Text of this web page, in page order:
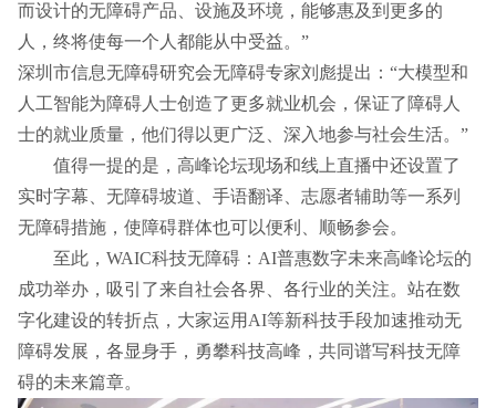
而设计的无障碍产品、设施及环境，能够惠及到更多的
人，终将使每一个人都能从中受益。”
深圳市信息无障碍研究会无障碍专家刘彪提出：“大模型和
人工智能为障碍人士创造了更多就业机会，保证了障碍人
士的就业质量，他们得以更广泛、深入地参与社会生活。”
值得一提的是，高峰论坛现场和线上直播中还设置了
实时字幕、无障碍坡道、手语翻译、志愿者辅助等一系列
无障碍措施，使障碍群体也可以便利、顺畅参会。
至此，WAIC科技无障碍：AI普惠数字未来高峰论坛的
成功举办，吸引了来自社会各界、各行业的关注。站在数
字化建设的转折点，大家运用AI等新科技手段加速推动无
障碍发展，各显身手，勇攀科技高峰，共同谱写科技无障
碍的未来篇章。